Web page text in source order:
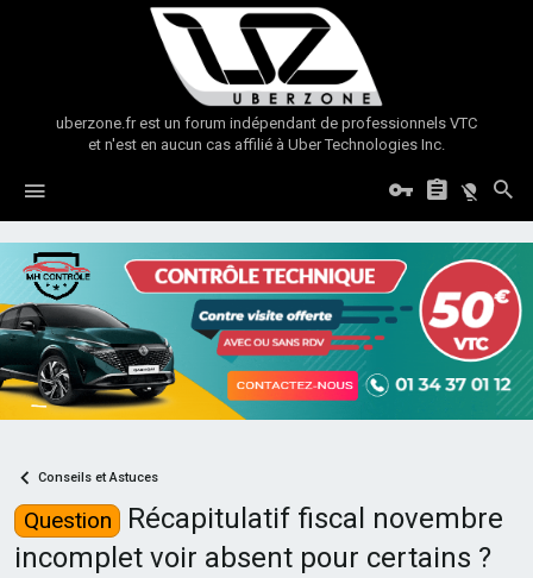
uberzone.fr est un forum indépendant de professionnels VTC
et n'est en aucun cas affilié à Uber Technologies Inc.
Conseils et Astuces
Question
Récapitulatif fiscal novembre
incomplet voir absent pour certains ?